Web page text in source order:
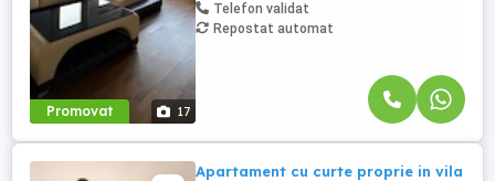
Promovat 17
Telefon validat
Repostat automat
Apartament cu curte proprie in vila